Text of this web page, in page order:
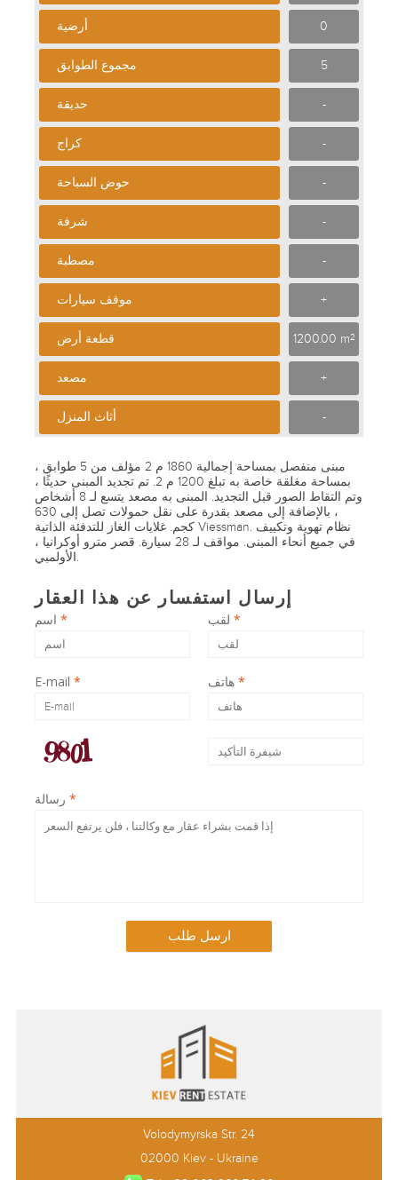
أرضية 0
مجموع الطوابق 5
حديقة -
كراج -
حوض السباحة -
شرفة -
مصطبة -
موقف سيارات +
قطعة أرض 1200.00 m2
مصعد +
أثاث المنزل -
مبنى منفصل بمساحة إجمالية 1860 م 2 مؤلف من 5 طوابق ،
بمساحة مغلقة خاصة به تبلغ 1200 م 2. تم تجديد المبنى حديثًا ،
وتم التقاط الصور قبل التجديد. المبنى به مصعد يتسع لـ 8 أشخاص
، بالإضافة إلى مصعد بقدرة على نقل حمولات تصل إلى 630
كجم. غلايات الغاز للتدفئة الذاتية Viessman. نظام تهوية وتكييف
في جميع أنحاء المبنى. مواقف لـ 28 سيارة. قصر مترو أوكرانيا ،
الأولمبي.
إرسال استفسار عن هذا العقار
* *
E-mail * *
*
ارسل طلب
Volodymyrska Str. 24
02000 Kiev - Ukraine